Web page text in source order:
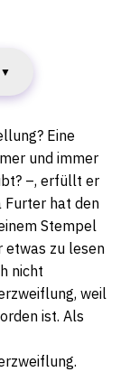
▼
Eine
und immer
–, erfüllt er
Furter hat den
Stempel
etwas zu lesen
nicht
weil
ist. Als